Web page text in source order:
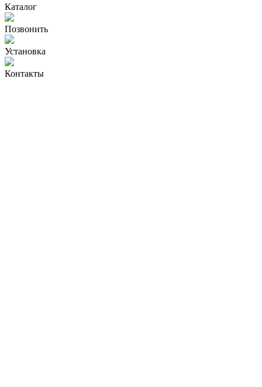
Каталог
Позвонить
Установка
Контакты